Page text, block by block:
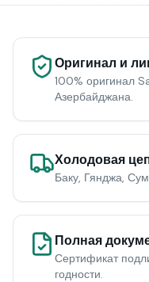
Оригинал и
100% оригинал
Азербайджана.
Холодовая
Баку, Гянджа,
Полная
Сертификат
годности.